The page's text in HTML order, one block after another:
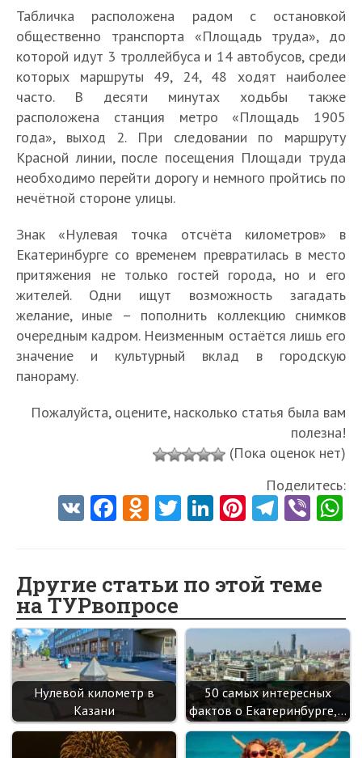
Табличка расположена радом с остановкой
общественно транспорта «Площадь труда», до
которой идут 3 троллейбуса и 14 автобусов, среди
которых маршруты 49, 24, 48 ходят наиболее
часто. В десяти минутах ходьбы также
расположена станция метро «Площадь 1905
года», выход 2. При следовании по маршруту
Красной линии, после посещения Площади труда
необходимо перейти дорогу и немного пройтись по
нечётной стороне улицы.
Знак «Нулевая точка отсчёта километров» в
Екатеринбурге со временем превратилась в место
притяжения не только гостей города, но и его
жителей. Одни ищут возможность загадать
желание, иные – пополнить коллекцию снимков
очередным кадром. Неизменным остаётся лишь его
значение и культурный вклад в городскую
панораму.
Пожалуйста, оцените, насколько статья была вам
полезна!
(Пока оценок нет)
Поделитесь:
V Fa
o
o
k
O
o
kl
as
sn
ik
i
T
er
Li
dI
n
Pi
es
t
Te
a
m
Vi
Другие статьи по этой теме
на ТУРвопросе
Нулевой километр в
Казани
50 самых интересных
фактов о Екатеринбурге,…